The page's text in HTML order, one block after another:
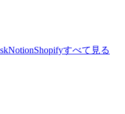
NotionShopifyすべて見る